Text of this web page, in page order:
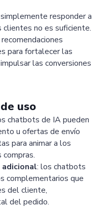
responder a
no es suficiente.
para fortalecer las
las conversiones
uso
chatbots de IA pueden
u ofertas de envío
para animar a los
: los chatbots
complementarios que
del cliente,
del pedido.